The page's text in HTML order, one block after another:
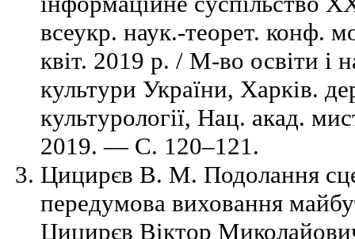
всеукр. наук.-теорет. конф.
квіт. 2019 р. / М-во освіти і
культури України, Харків.
культурології, Нац. акад.
2019. — С. 120–121.
Цицирєв В. М. Подолання
передумова виховання
Цицирєв Віктор